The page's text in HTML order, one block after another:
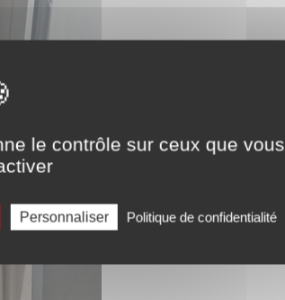
le contrôle sur ceux que vous
Personnaliser Politique de confidentialité